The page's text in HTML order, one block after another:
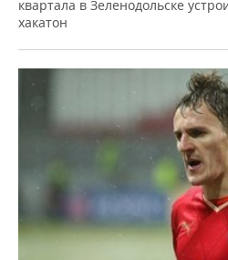
квартала в Зеленодольске
хакатон